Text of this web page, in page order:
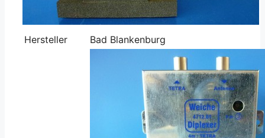
Hersteller Bad Blankenburg